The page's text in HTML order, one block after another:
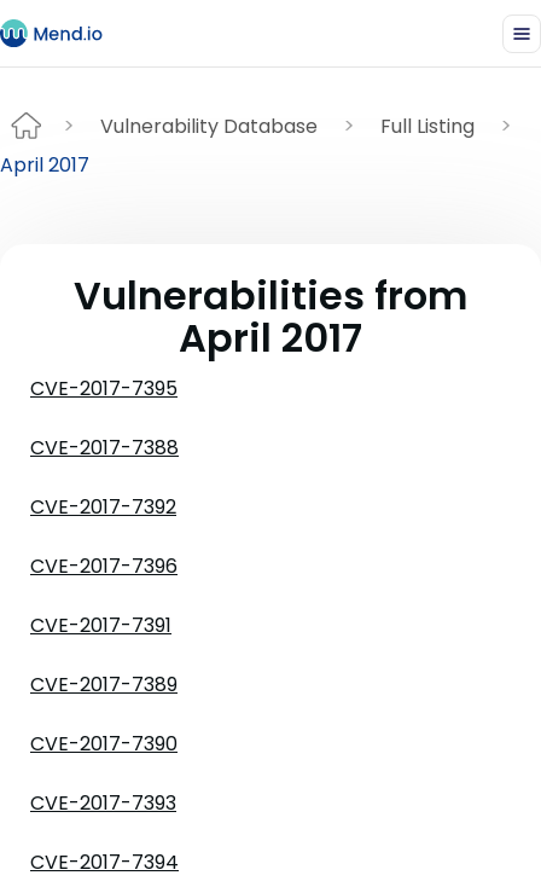
Vulnerability Database
Full Listing
April 2017
Vulnerabilities from
April 2017
CVE-2017-7395
CVE-2017-7388
CVE-2017-7392
CVE-2017-7396
CVE-2017-7391
CVE-2017-7389
CVE-2017-7390
CVE-2017-7393
CVE-2017-7394